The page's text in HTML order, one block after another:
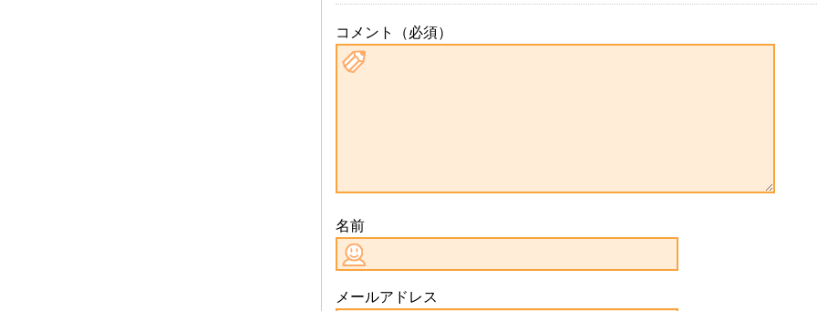
コメント（必須）
名前
メールアドレス